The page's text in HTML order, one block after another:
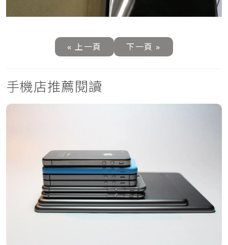
« 上一頁 下一頁 »
手機店推薦閱讀